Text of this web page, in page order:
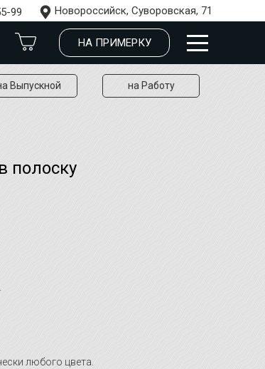
Новороссийск, Суворовская, 71
99
НА ПРИМЕРКУ
Выпускной на Работу
полоску
любого цвета.